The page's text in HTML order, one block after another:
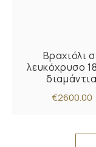
Βραχιόλι
λευκόχρυσο
διαμάντια
€2600.00